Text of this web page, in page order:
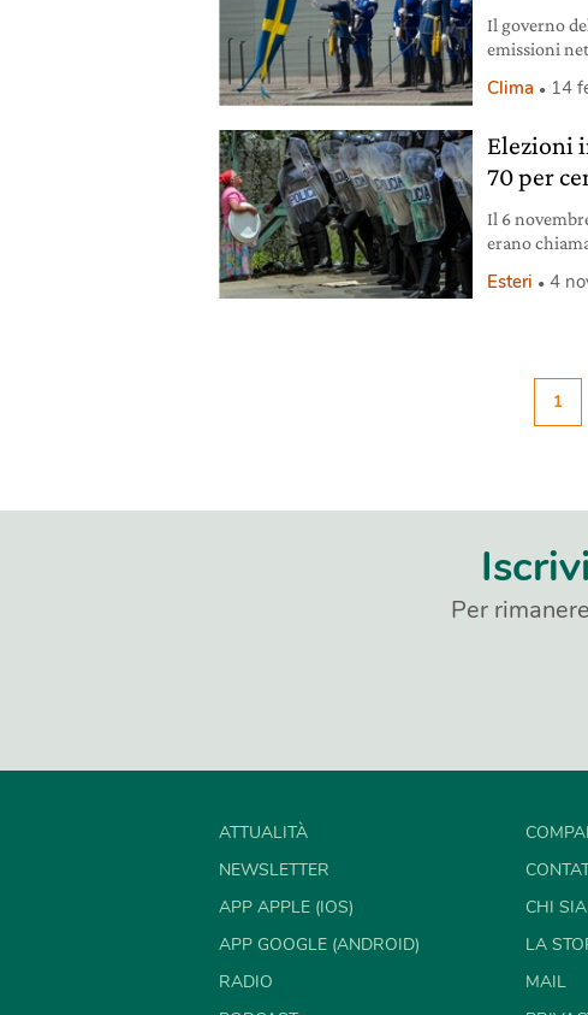
Il governo
emissioni
Clima 14
Elezioni
70 per
Il 6
erano
Esteri 4
1
Per
ATTUALITÀ
NEWSLETTER
APP APPLE (IOS)
APP GOOGLE (ANDROID)
RADIO
CHI
LA
MAIL